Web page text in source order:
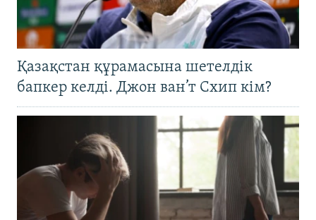
Қазақстан құрамасына шетелдік
бапкер келді. Джон ван’т Схип кім?